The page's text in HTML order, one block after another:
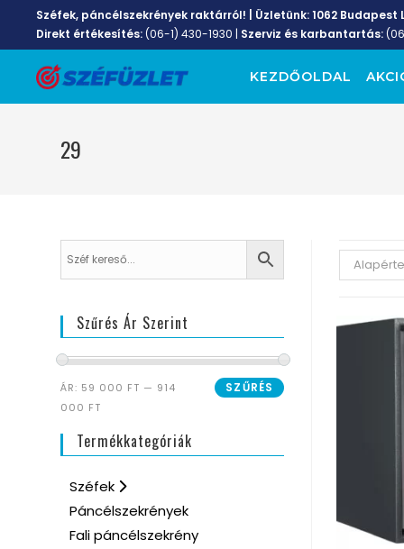
Széfek, páncélszekrények raktárról! | Üzletünk:1062 Budapest
Direkt értékesítés:(06-1) 430-1930 | Szerviz és karbantartás:
KEZDŐOLDAL
29
Szűrés Ár Szerint
SZŰRÉS
ÁR: 59 000 FT — 914
000 FT
Termékkategóriák
Széfek
Páncélszekrények
Fali páncélszekrény